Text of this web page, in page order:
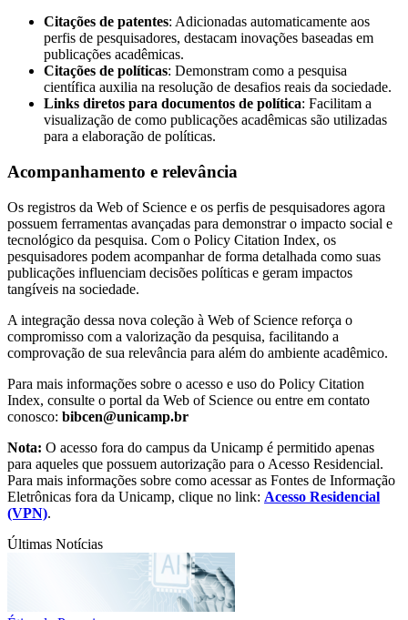
Citações de patentes: Adicionadas automaticamente aos
perfis de pesquisadores, destacam inovações baseadas em
publicações acadêmicas.
Citações de políticas: Demonstram como a pesquisa
científica auxilia na resolução de desafios reais da sociedade.
Links diretos para documentos de política: Facilitam a
visualização de como publicações acadêmicas são utilizadas
para a elaboração de políticas.
Acompanhamento e relevância
Os registros da Web of Science e os perfis de pesquisadores agora
possuem ferramentas avançadas para demonstrar o impacto social e
tecnológico da pesquisa. Com o Policy Citation Index, os
pesquisadores podem acompanhar de forma detalhada como suas
publicações influenciam decisões políticas e geram impactos
tangíveis na sociedade.
A integração dessa nova coleção à Web of Science reforça o
compromisso com a valorização da pesquisa, facilitando a
comprovação de sua relevância para além do ambiente acadêmico.
Para mais informações sobre o acesso e uso do Policy Citation
Index, consulte o portal da Web of Science ou entre em contato
conosco: bibcen@unicamp.br
Nota: O acesso fora do campus da Unicamp é permitido apenas
para aqueles que possuem autorização para o Acesso Residencial.
Para mais informações sobre como acessar as Fontes de Informação
Eletrônicas fora da Unicamp, clique no link: Acesso Residencial
(VPN).
Últimas Notícias